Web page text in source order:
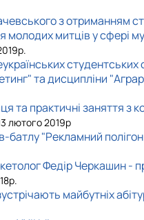
з отриманням ст
молодих митців у сфері му
студентських
та дисципліни "Аграр
та практичні заняття з
лютого 2019р
батлу "Рекламний
Федір Черкашин -
майбутніх